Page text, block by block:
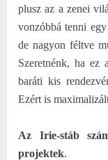
plusz az a zenei
vonzóbbá tenni
de nagyon féltve
Szeretnénk, ha ez
baráti kis
Ezért is
Az Irie-stáb
projektek.